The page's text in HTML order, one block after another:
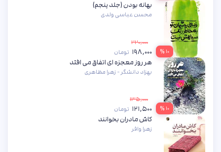
۱۰ %
بهانه بودن (جلد پنجم)
محسن عباسی ولدی
۲۲۰,۰۰۰
۱۹۸,۰۰۰ تومان
۱۰ %
هر روز معجزه ای اتفاق می افتد
بهزاد دانشگر - زهرا مظاهری
۱۳۵,۰۰۰
۱۲۱,۵۰۰ تومان
کاش مادران بخوانند
زهرا وافر